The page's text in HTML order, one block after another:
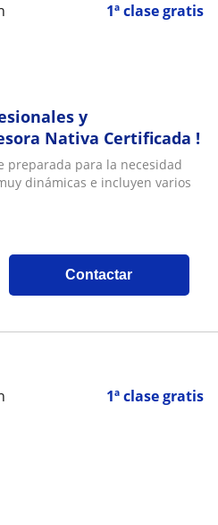
1ª clase gratis
y
Nativa Certificada !
preparada para la necesidad
dinámicas e incluyen varios
Contactar
1ª clase gratis